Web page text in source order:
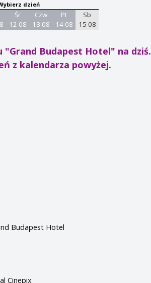
dzień
Śr
12 08
Czw
13 08
Pt
14 08
Sb
15 08
"Grand Budapest Hotel" na dziś.
z kalendarza powyżej.
Budapest Hotel
Cinepix